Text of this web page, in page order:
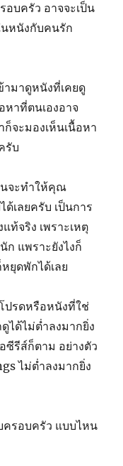
อบครัว อาจจะเป็น
หนังกับคนรัก
ามาดูหนังที่เคยดู
หาที่ตนเองอาจ
จะมองเห็นเนื้อหา
รับ
นจะทำให้คุณ
เลยครับ เป็นการ
ท้จริง เพราะเหตุ
ก แพราะยังไงก็
ยุดพักได้เลย
ปรดหรือหนังที่ใช่
ได้ไม่ต่ำลงมากยิ่ง
ซีรีส์ก็ตาม อย่างตัว
ไม่ต่ำลงมากยิ่ง
ครอบครัว แบบไหน